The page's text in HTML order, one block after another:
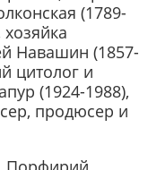
(1789-
Навашин (1857-
цитолог и
(1924-1988),
продюсер и